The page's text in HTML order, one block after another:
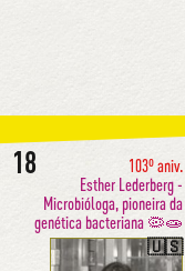
18
103º aniv.
Esther Lederberg -
Microbióloga, pioneira da
genética bacteriana 🦠🧫
🇺🇸